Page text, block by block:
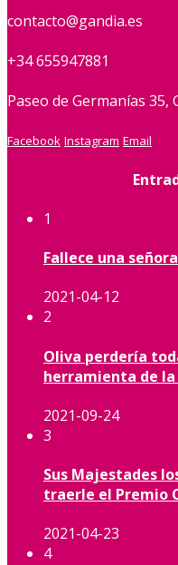
contacto@gandia.es
+34 655947881
Paseo de Germanías 35,
Facebook Instagram Email
1
Fallece una
2021-04-12
2
Oliva perdería
herramienta de
2021-09-24
3
Sus Majestades
traerle el Premio
2021-04-23
4